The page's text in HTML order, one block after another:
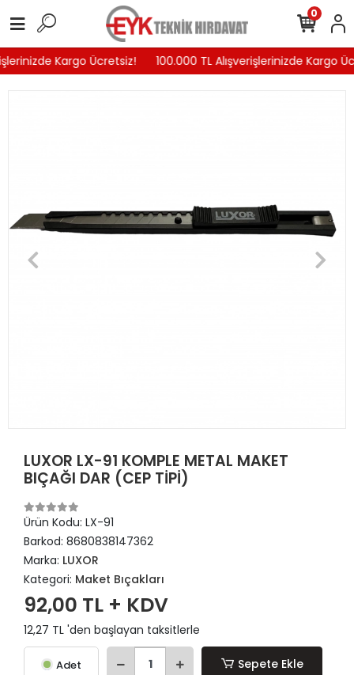
Kargo Ücretsiz! 100.000 TL Alışverişlerinizde Kargo
0
LUXOR LX-91 KOMPLE METAL MAKET
BIÇAĞI DAR (CEP TİPİ)
Ürün Kodu: LX-91
Barkod: 8680838147362
Marka: LUXOR
Kategori: Maket Bıçakları
92,00 TL + KDV
12,27 TL 'den başlayan taksitlerle
Adet Sepete Ekle